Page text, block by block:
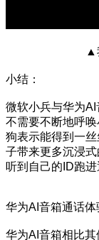
▲
小结：
微软小兵与华为
不需要不断地呼
狗表示能得到一
子带来更多沉浸
听到自己的ID跑进
华为AI音箱通话体
华为AI音箱相比